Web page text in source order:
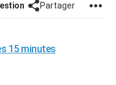
Partager
15 minutes